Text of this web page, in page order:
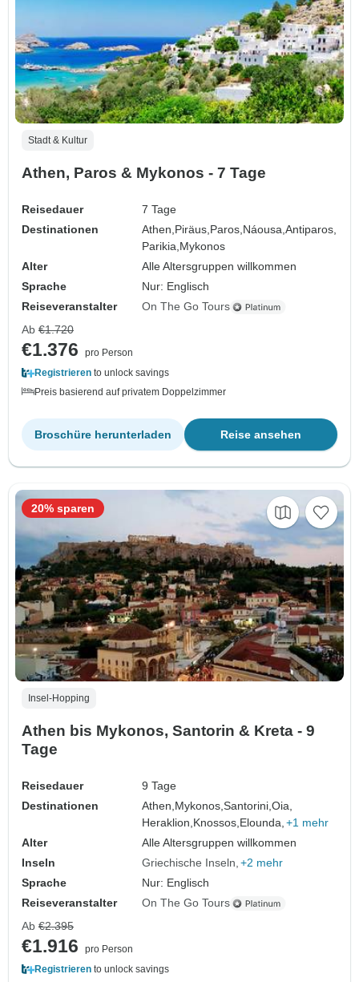
Stadt & Kultur
Athen, Paros & Mykonos - 7 Tage
Reisedauer
7 Tage
Destinationen
Athen, Piräus, Paros, Náousa,Antiparos,
Parikia, Mykonos
Alter
Alle Altersgruppen willkommen
Sprache
Nur: Englisch
Reiseveranstalter
On The Go Tours
Ab €1.720
€1.376
pro Person
Registrieren to unlock savings
Preis basierend auf privatem Doppelzimmer
Reise ansehen
Broschüre herunterladen
Insel-Hopping
Athen bis Mykonos, Santorin & Kreta - 9
Tage
Reisedauer
9 Tage
Destinationen
Athen, Mykonos,Santorini,Oia,
Heraklion, Knossos, Elounda, +1 mehr
Alter
Alle Altersgruppen willkommen
Inseln
Griechische Inseln +2 mehr
Sprache
Nur: Englisch
Reiseveranstalter
On The Go Tours
20% sparen
Ab €2.395
€1.916
pro Person
Registrieren to unlock savings